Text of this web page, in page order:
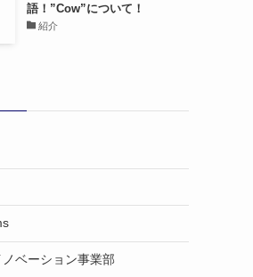
語！”Cow”について！
紹介
ベーション事業部